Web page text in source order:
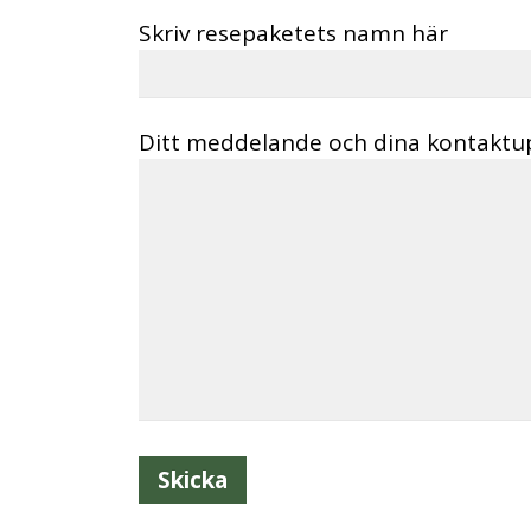
Skriv resepaketets namn här
Ditt meddelande och dina